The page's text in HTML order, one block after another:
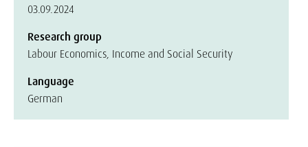
03.09.2024
Research group
Labour Economics, Income and Social Security
Language
German